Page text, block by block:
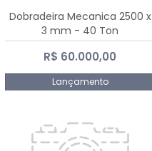
Dobradeira Mecanica 2500 x
3 mm - 40 Ton
R$ 60.000,00
Lançamento